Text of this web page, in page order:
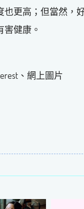
也更高；但當然，
害健康。
、網上圖片